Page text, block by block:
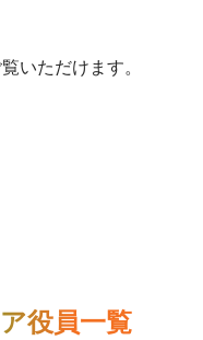
いただけます。
役員一覧